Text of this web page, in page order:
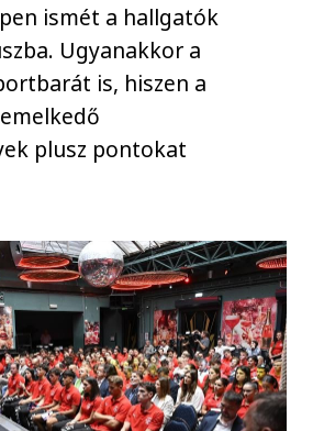
ismét a hallgatók
Ugyanakkor a
is, hiszen a
plusz pontokat